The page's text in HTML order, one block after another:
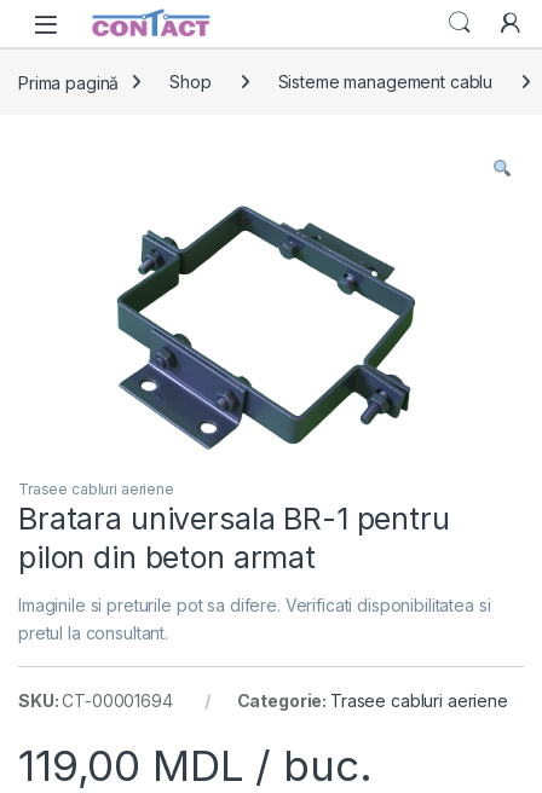
Skip to navigation
Skip to content
Prima pagină Shop Sisteme management cablu
Trasee cabluri aeriene
Bratara universala BR-1 pentru
pilon din beton armat
Imaginile si preturile pot sa difere. Verificati disponibilitatea si
pretul la consultant.
SKU:CT-00001694 Categorie: Trasee cabluri aeriene
119,00 MDL / buc.